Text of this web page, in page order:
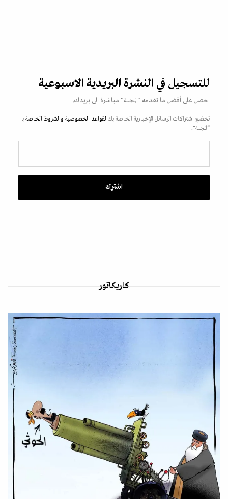
للتسجيل في النشرة البريدية الاسبوعية
احصل على أفضل ما تقدمه "المجلة" مباشرة الى بريدك.
تخضع اشتراكات الرسائل الإخبارية الخاصة بك لقواعد الخصوصية والشروط الخاصة بـ
“المجلة".
كاريكاتور